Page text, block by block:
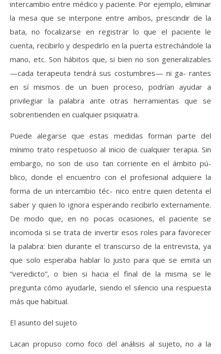
intercambio entre médico y paciente. Por ejemplo, eliminar
la mesa que se interpone entre ambos, prescindir de la
bata, no focalizarse en registrar lo que el paciente le
cuenta, recibirlo y despedirlo en la puerta estrechándole la
mano, etc. Son hábitos que, si bien no son generalizables
—cada terapeuta tendrá sus costumbres— ni ga- rantes
en sí mismos de un buen proceso, podrían ayudar a
privilegiar la palabra ante otras herramientas que se
sobrentienden en cualquier psiquiatra.
Puede alegarse que estas medidas forman parte del
mínimo trato respetuoso al inicio de cualquier terapia. Sin
embargo, no son de uso tan corriente en el ámbito pú-
blico, donde el encuentro con el profesional adquiere la
forma de un intercambio téc- nico entre quien detenta el
saber y quien lo ignora esperando recibirlo externamente.
De modo que, en no pocas ocasiones, el paciente se
incomoda si se trata de invertir esos roles para favorecer
la palabra: bien durante el transcurso de la entrevista, ya
que solo esperaba hablar lo justo para que se emita un
“veredicto”, o bien si hacia el final de la misma se le
pregunta cómo ayudarle, siendo el silencio una respuesta
más que habitual.
El asunto del sujeto
Lacan propuso como foco del análisis al sujeto, no a la